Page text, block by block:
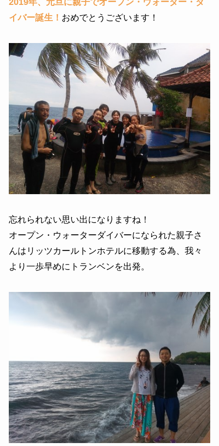
2019年、元旦に親子でオープン・ウォーター・ダ
イバー誕生！ おめでとうございます！
忘れられない思い出になりますね！
オープン・ウォーターダイバーになられた親子さ
んはリッツカールトンホテルに移動する為、我々
より一歩早めにトランベンを出発。